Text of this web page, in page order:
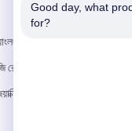
ওয়েলথ সেন্টার,
রোড, হাইজৌ
ঝেজিয়াং
আমাদের
Good day, what
for?